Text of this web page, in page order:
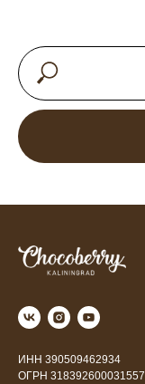
ИНН 390509462934
ОГРН 318392600031557